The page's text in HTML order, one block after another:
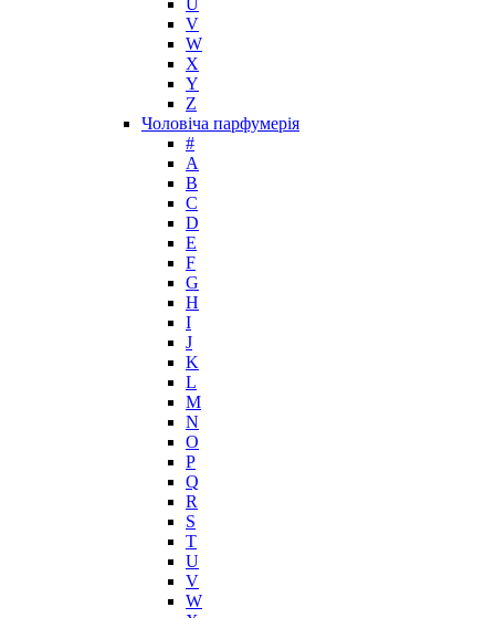
U
V
W
X
Y
Z
Чоловіча парфумерія
#
A
B
C
D
E
F
G
H
I
J
K
L
M
N
O
P
Q
R
S
T
U
V
W